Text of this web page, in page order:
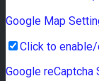
Google Map
Click to
Google reCaptcha